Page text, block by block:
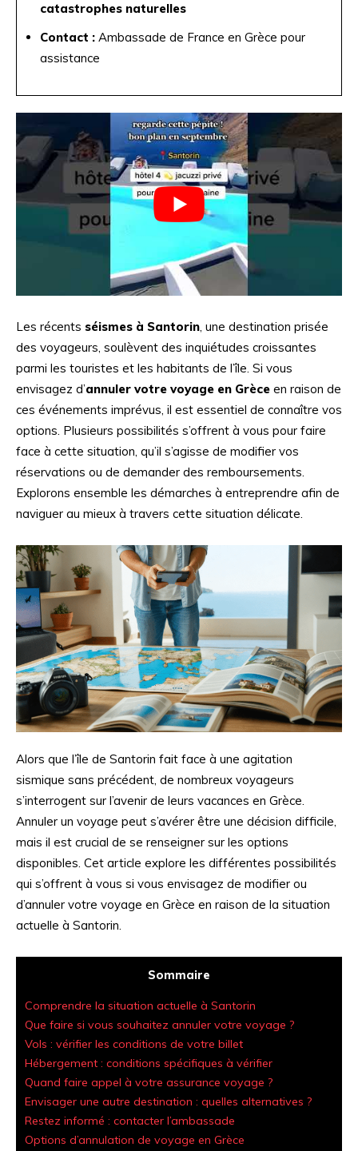
catastrophes naturelles
Contact :Ambassade de France en Grèce pour
assistance
Les récents séismes à Santorin, une destination prisée
des voyageurs, soulèvent des inquiétudes croissantes
parmi les touristes et les habitants de l’île. Si vous
envisagez d’annuler votre voyage en Grèce en raison de
ces événements imprévus, il est essentiel de connaître vos
options. Plusieurs possibilités s’offrent à vous pour faire
face à cette situation, qu’il s’agisse de modifier vos
réservations ou de demander des remboursements.
Explorons ensemble les démarches à entreprendre afin de
naviguer au mieux à travers cette situation délicate.
Alors que l’île de Santorin fait face à une agitation
sismique sans précédent, de nombreux voyageurs
s’interrogent sur l’avenir de leurs vacances en Grèce.
Annuler un voyage peut s’avérer être une décision difficile,
mais il est crucial de se renseigner sur les options
disponibles. Cet article explore les différentes possibilités
qui s’offrent à vous si vous envisagez de modifier ou
d’annuler votre voyage en Grèce en raison de la situation
actuelle à Santorin.
Sommaire
Comprendre la situation actuelle à Santorin
Que faire si vous souhaitez annuler votre voyage ?
Vols : vérifier les conditions de votre billet
Hébergement : conditions spécifiques à vérifier
Quand faire appel à votre assurance voyage ?
Envisager une autre destination : quelles alternatives ?
Restez informé : contacter l’ambassade
Options d’annulation de voyage en Grèce